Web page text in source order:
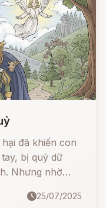
đã khiến con
bị quỷ dữ
Nhưng nhờ
tìm thấy tình yêu
25/07/2025